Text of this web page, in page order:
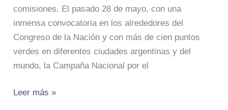
comisiones. El pasado 28 de mayo, con una
inmensa convocatoria en los alrededores del
Congreso de la Nación y con más de cien puntos
verdes en diferentes ciudades argentinas y del
mundo, la Campaña Nacional por el
Leer más »